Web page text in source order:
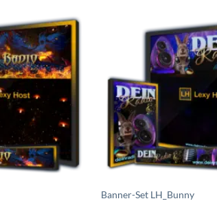
Auf die
Wunschliste
setzen
Banner-Set LH_Bunny